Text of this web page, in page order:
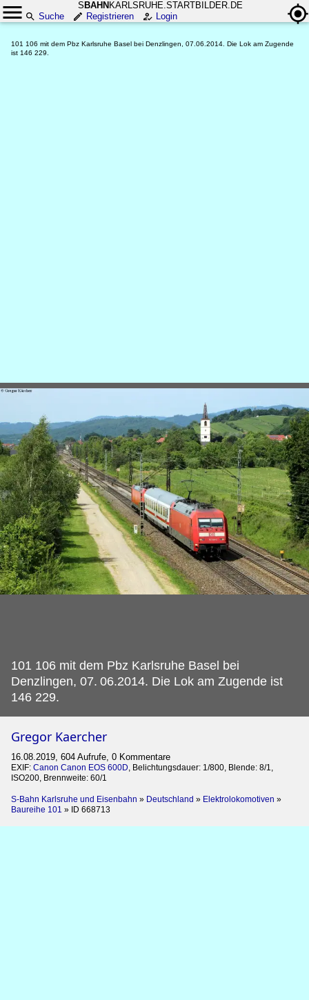
S BAHN KARLSRUHE.STARTBILDER.DE
Suche
Registrieren Login
101 106 mit dem Pbz Karlsruhe Basel bei Denzlingen, 07.06.2014. Die Lok am Zugende
ist 146 229.
101 106 mit dem Pbz Karlsruhe Basel bei
Denzlingen, 07. 06.2014. Die Lok am Zugende ist
146 229.
Gregor Kaercher
16.08.2019, 604 Aufrufe, 0 Kommentare
EXIF: Canon Canon EOS 600D, Belichtungsdauer: 1/800, Blende: 8/1,
ISO200, Brennweite: 60/1
S-Bahn Karlsruhe und Eisenbahn » Deutschland » Elektrolokomotiven »
Baureihe 101 » ID 668713